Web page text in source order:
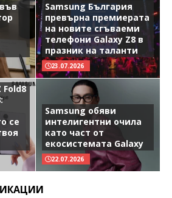
Samsung България
превърна премиерата
на новите сгъваеми
телефони Galaxy Z8 в
празник на таланти
23.07.2026
Fold8
се
Samsung обяви
интелигентни очила
като част от
екосистемата Galaxy
22.07.2026